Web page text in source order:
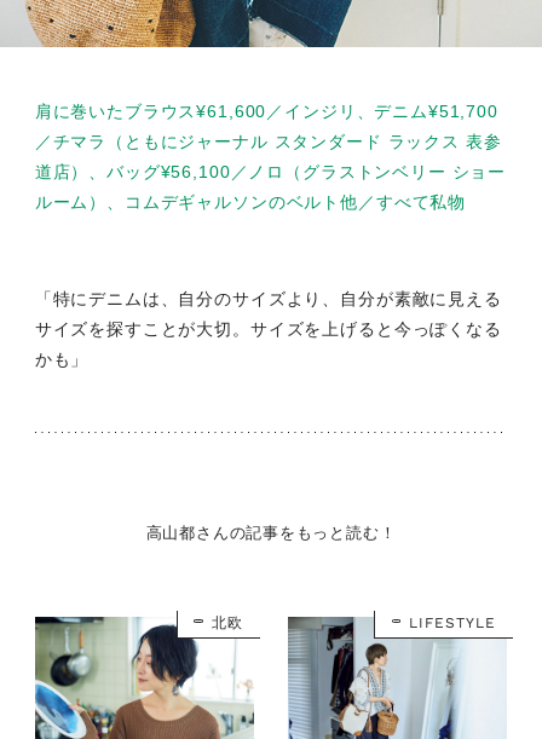
肩に巻いたブラウス¥61,600／インジリ、デニム¥51,700
／チマラ（ともにジャーナル スタンダード ラックス 表参
道店）、バッグ¥56,100／ノロ（グラストンベリー ショー
ルーム）、コムデギャルソンのベルト他／すべて私物
「特にデニムは、自分のサイズより、自分が素敵に見える
サイズを探すことが大切。サイズを上げると今っぽくなる
かも」
高山都さんの記事をもっと読む！
北欧 LIFESTYLE